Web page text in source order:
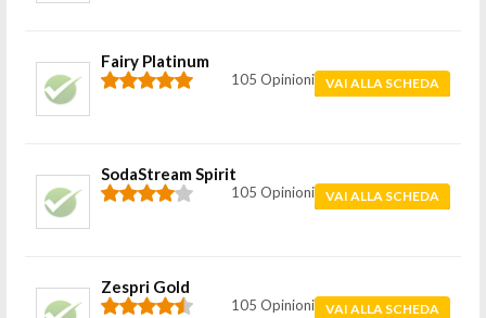
Fairy Platinum
105 Opinioni VAI ALLA SCHEDA
SodaStream Spirit
105 Opinioni VAI ALLA SCHEDA
Zespri Gold
105 Opinioni VAI ALLA SCHEDA